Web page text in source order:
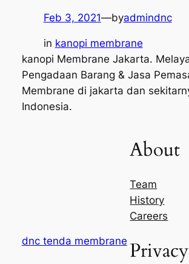
Feb 3, 2021—byadmindnc
in kanopi membrane
kanopi Membrane Jakarta.
Pengadaan Barang & Jasa
Membrane di jakarta dan
Indonesia.
dnc tenda membrane
About
Team
History
Careers
Privacy